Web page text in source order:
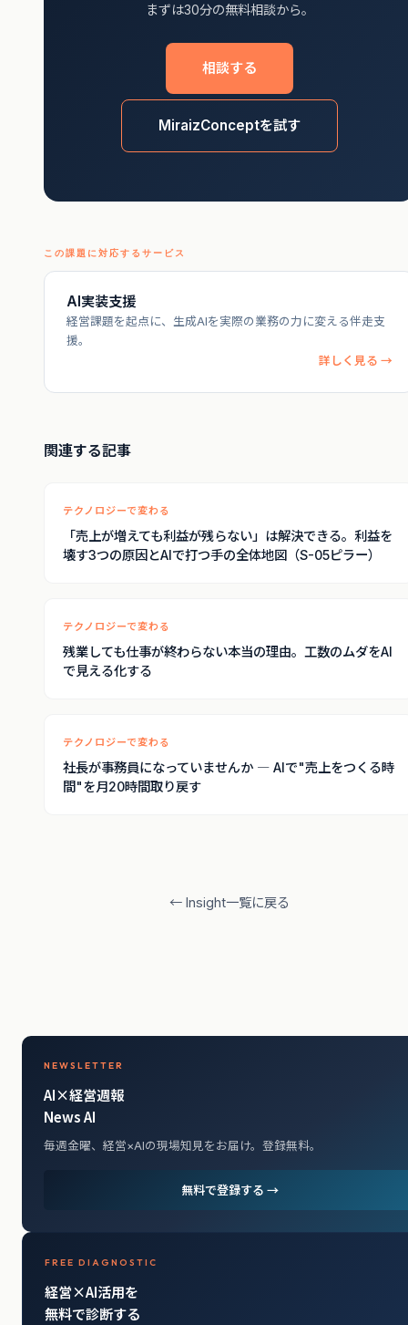
まずは30分の無料相談から。
相談する
MiraizConceptを試す
この課題に対応するサービス
AI実装支援
経営課題を起点に、生成AIを実際の業務の力に変える伴走支
援。
詳しく見る →
関連する記事
テクノロジーで変わる
「売上が増えても利益が残らない」は解決できる。利益を
壊す3つの原因とAIで打つ手の全体地図（S-05ピラー）
テクノロジーで変わる
残業しても仕事が終わらない本当の理由。工数のムダをAI
で見える化する
テクノロジーで変わる
社長が事務員になっていませんか ― AIで"売上をつくる時
間"を月20時間取り戻す
← Insight一覧に戻る
NEWSLETTER
AI×経営週報
News AI
毎週金曜、経営×AIの現場知見をお届け。登録無料。
無料で登録する →
FREE DIAGNOSTIC
経営×AI活用を
無料で診断する